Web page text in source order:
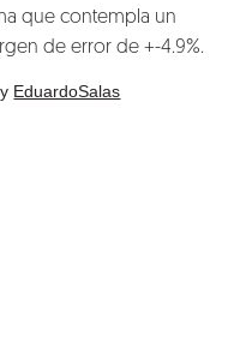
que contempla un
de error de +-4.9%.
EduardoSalas